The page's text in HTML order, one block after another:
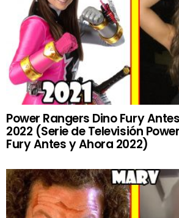
Power Rangers Dino Fury
2022 (Serie de Televisión
Fury Antes y Ahora 2022)